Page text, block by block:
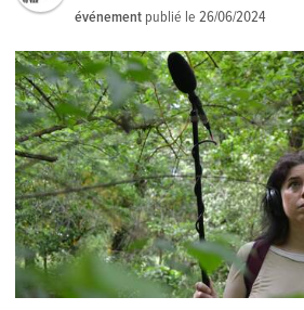
événement publié le26/06/2024